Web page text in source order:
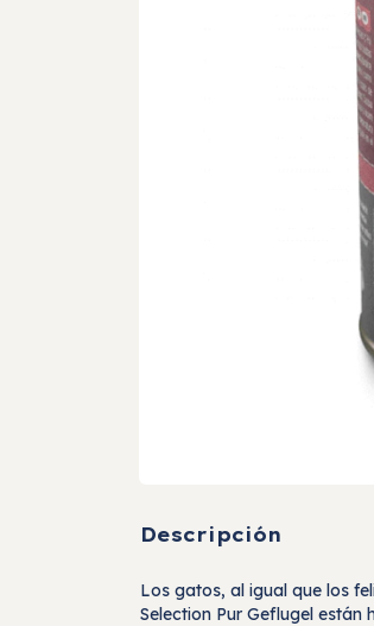
Descripción
Los gatos, al igual que los
Selection Pur Geflugel